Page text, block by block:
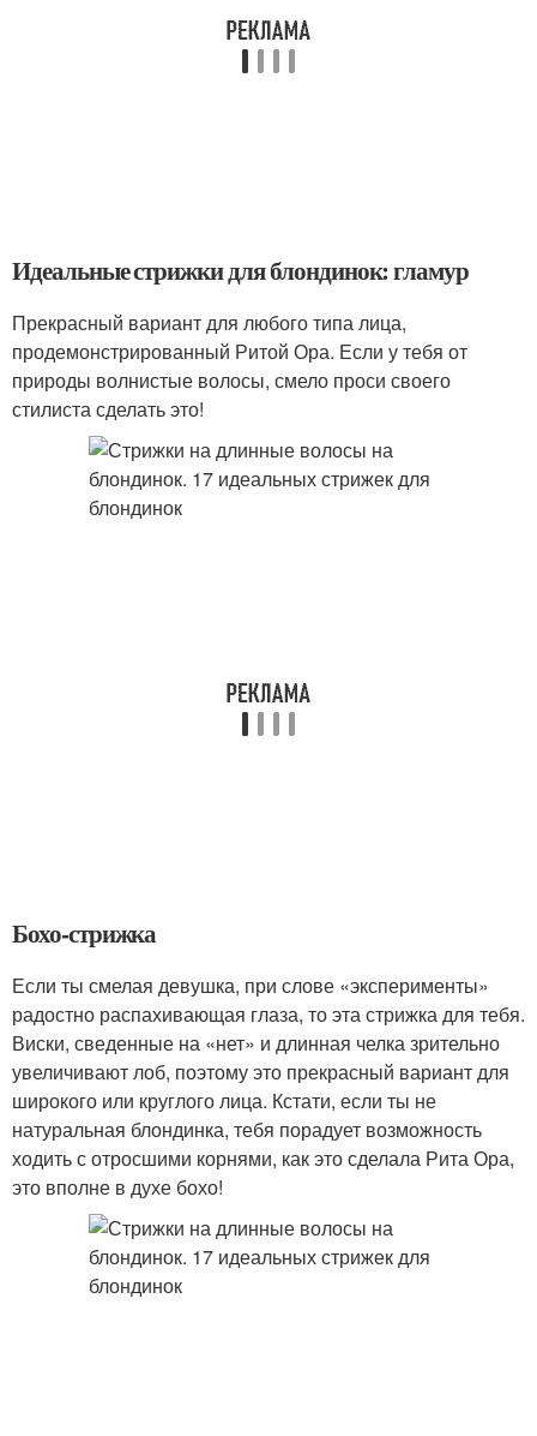
Идеальные стрижки для блондинок: гламур
Прекрасный вариант для любого типа лица,
продемонстрированный Ритой Ора. Если у тебя от
природы волнистые волосы, смело проси своего
стилиста сделать это!
Бохо-стрижка
Если ты смелая девушка, при слове «эксперименты»
радостно распахивающая глаза, то эта стрижка для тебя.
Виски, сведенные на «нет» и длинная челка зрительно
увеличивают лоб, поэтому это прекрасный вариант для
широкого или круглого лица. Кстати, если ты не
натуральная блондинка, тебя порадует возможность
ходить с отросшими корнями, как это сделала Рита Ора,
это вполне в духе бохо!